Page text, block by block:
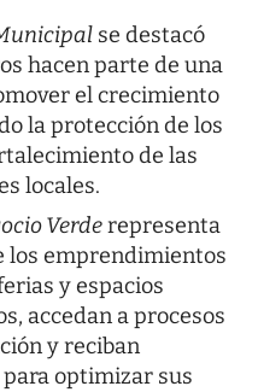
se destacó
hacen parte de una
el crecimiento
la protección de los
de las
locales.
Verderepresenta
los emprendimientos
y espacios
accedan a procesos
y reciban
optimizar sus